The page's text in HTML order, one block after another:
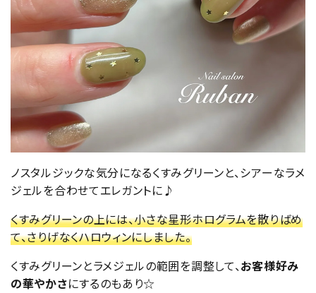
ノスタルジックな気分になるくすみグリーンと、シアーなラメ
ジェルを合わせてエレガントに♪
くすみグリーンの上には、小さな星形ホログラムを散りばめ
て、さりげなくハロウィンにしました。
くすみグリーンとラメジェルの範囲を調整して、お客様好み
の華やかさにするのもあり☆